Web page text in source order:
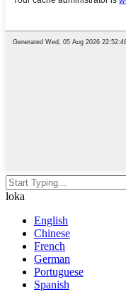
loka
English
Chinese
French
German
Portuguese
Spanish